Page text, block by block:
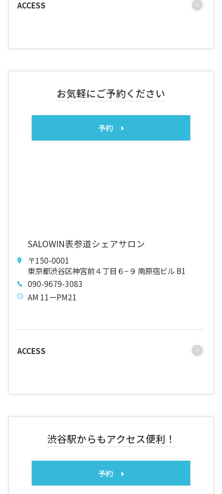
ACCESS
お気軽にご予約ください
予約
SALOWIN表参道シェアサロン
〒150-0001
東京都渋谷区神宮前４丁目６−９ 南原宿ビル B1
090-9679-3083
AM 11ーPM21
ACCESS
渋谷駅からもアクセス便利！
予約